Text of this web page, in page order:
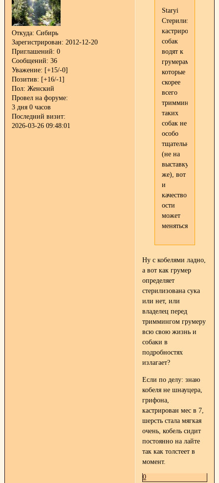
Откуда: Сибирь
Зарегистрирован: 2012-12-20
Приглашений: 0
Сообщений: 36
Уважение: [+15/-0]
Позитив: [+16/-1]
Пол: Женский
Провел на форуме:
3 дня 0 часов
Последний визит:
2026-03-26 09:48:01
Staryi
Стерилизованных/
кастрированных
собак
водят к
грумерам,
которые
скорее
всего
триммингуют
таких
собак не
особо
тщательно
(не на
выставку
же), вот
и
качество
ости
может
меняться.
Ну с кобелями ладно,
а вот как грумер
определяет
стерилизована сука
или нет, или
владелец перед
триммингом грумеру
всю свою жизнь и
собаки в
подробностях
излагает?
Если по делу: знаю
кобеля не шнауцера,
грифона,
кастрирован мес в 7,
шерсть стала мягкая
очень, кобель сидит
постоянно на лайте
так как толстеет в
момент.
0